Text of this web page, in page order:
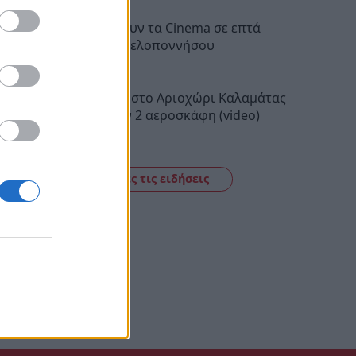
Τι προβάλλουν τα Cinema σε επτά
πόλεις της Πελοποννήσου
Φωτιά τώρα στο Αριοχώρι Καλαμάτας
– Επιχειρούν 2 αεροσκάφη (video)
Δείτε όλες τις ειδήσεις